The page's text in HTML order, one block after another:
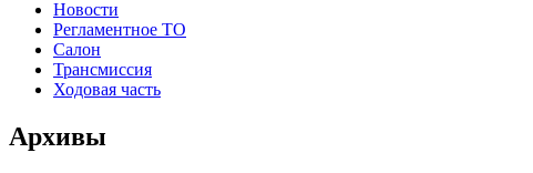
Новости
Регламентное ТО
Салон
Трансмиссия
Ходовая часть
Архивы